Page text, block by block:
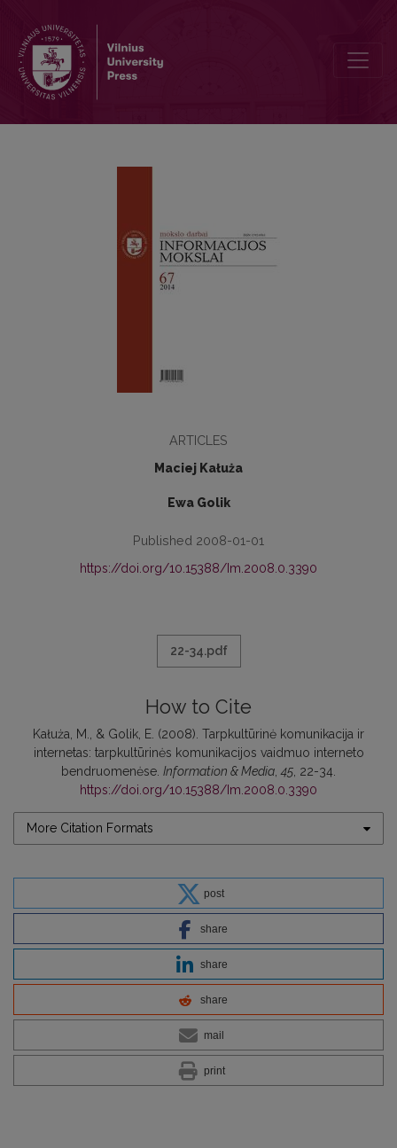
ARTICLES
Maciej Kałuża
Ewa Golik
Published 2008-01-01
https://doi.org/10.15388/Im.2008.0.3390
22-34.pdf
How to Cite
Kałuża, M., & Golik, E. (2008). Tarpkultūrinė komunikacija ir
internetas: tarpkultūrinės komunikacijos vaidmuo interneto
bendruomenėse. Information & Media ,45 , 22-34.
https://doi.org/10.15388/Im.2008.0.3390
More Citation Formats
post
share
share
share
mail
print